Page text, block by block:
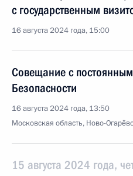
с государственным
16 августа 2024 года, 15:00
Совещание с
Безопасности
16 августа 2024 года, 13:50
Московская область, Ново-
15 августа 2024 года,